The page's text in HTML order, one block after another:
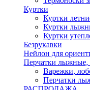
Куртки
Куртки
Куртки
Куртки
Безрукавки
Нейлон для
Перчатки лыжные,
Варежки,
Перчатки